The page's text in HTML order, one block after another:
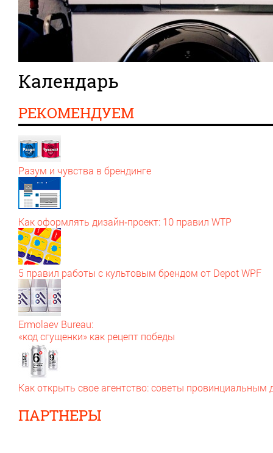
Календарь
РЕКОМЕНДУЕМ
Разум и чувства в брендинге
Как оформлять дизайн‑проект: 10 правил WTP
5 правил работы с культовым брендом от Depot WPF
Ermolaev Bureau:
«код сгущенки» как рецепт победы
Как открыть свое агентство: советы провинциальным
ПАРТНЕРЫ